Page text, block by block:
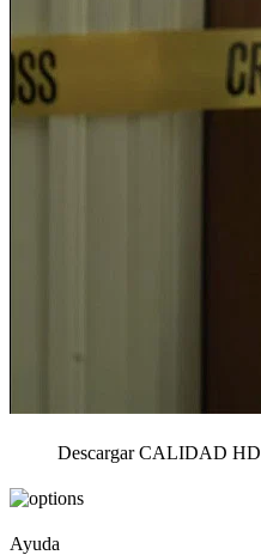
DescargarCALIDAD HD
Ayuda